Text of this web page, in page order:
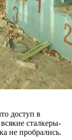
доступ в
сталкеры-
не пробрались.